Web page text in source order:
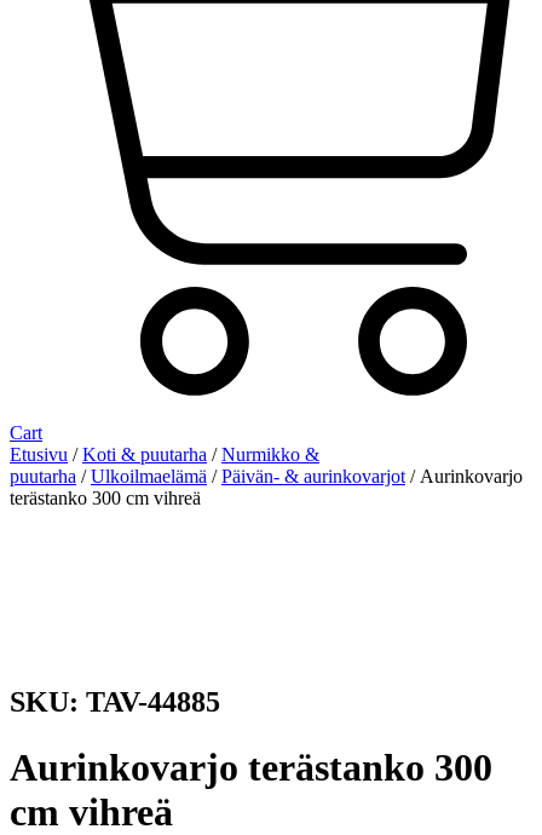
Cart
Etusivu /Koti & puutarha /Nurmikko &
puutarha /Ulkoilmaelämä /Päivän- & aurinkovarjot / Aurinkovarjo
terästanko 300 cm vihreä
SKU: TAV-44885
Aurinkovarjo terästanko 300
cm vihreä